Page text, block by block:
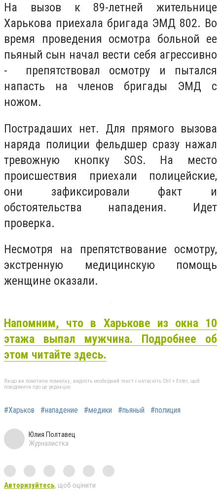
На вызов к 89-летней жительнице
Харькова приехала бригада ЭМД 802. Во
время проведения осмотра больной ее
пьяный сын начал вести себя агрессивно
- препятствовал осмотру и пытался
напасть на членов бригады ЭМД с
ножом.
Пострадаших нет. Для прямого вызова
наряда полиции фельдшер сразу нажал
тревожную кнопку SOS. На место
происшествия приехали полицейские,
они зафиксировали факт и
обстоятельства нападения. Идет
проверка.
Несмотря на препятствование осмотру,
экстренную медицинскую помощь
женщине оказали.
Напомним, что в Харькове из окна 10
этажа выпал мужчина. Подробнее об
этом читайте здесь.
Якщо ви помітили помилку, виділіть необхідний текст і натисніть Ctrl + Enter, щоб
повідомити про це редакцію
#Харьков #нападение #медики #пьяный #полиция
Юлия Полтавец
Журналистка
Авторизуйтесь, щоб оцінити